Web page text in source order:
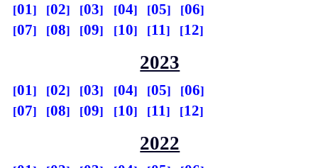
01 02 03 04 05
06
07
08 09 10 11 12
2023
01 02 03 04 05
06
07
08 09 10 11 12
2022